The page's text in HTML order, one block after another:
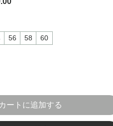
56 58 60
カートに追加する